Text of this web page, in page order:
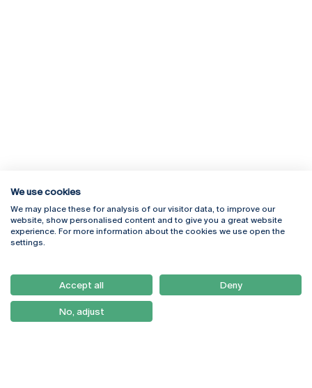
Rua Diogo Botelho 1327
4169-005 Porto
+351 226 196 240
Campus Online
Webmail
Como Chegar
Newsletter
We use cookies
We may place these for analysis of our visitor data, to improve our
website, show personalised content and to give you a great website
experience. For more information about the cookies we use open the
settings.
Accept all Deny
No, adjust